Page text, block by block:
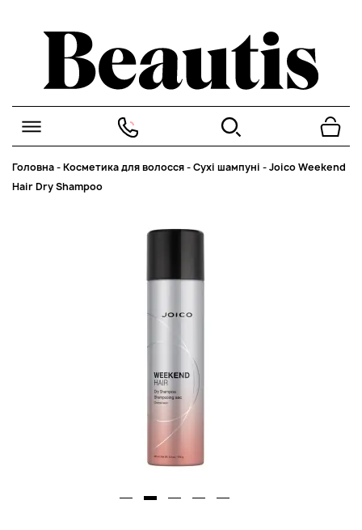
Головна-Косметика для волосся-Сухі шампуні -Joico Weekend
Hair Dry Shampoo